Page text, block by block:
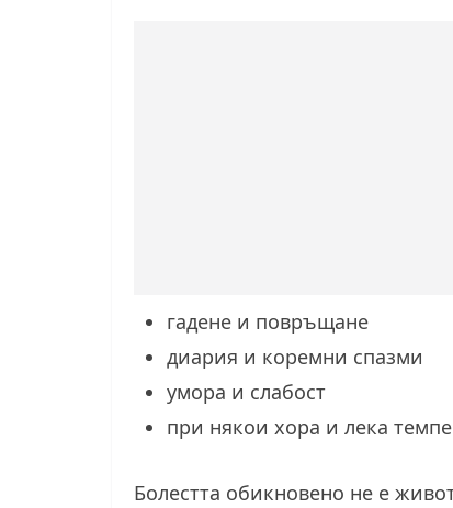
гадене и повръщане
диария и коремни спазми
умора и слабост
при някои хора и лека
Болестта обикновено не е